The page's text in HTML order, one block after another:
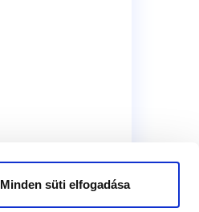
Minden süti elfogadása